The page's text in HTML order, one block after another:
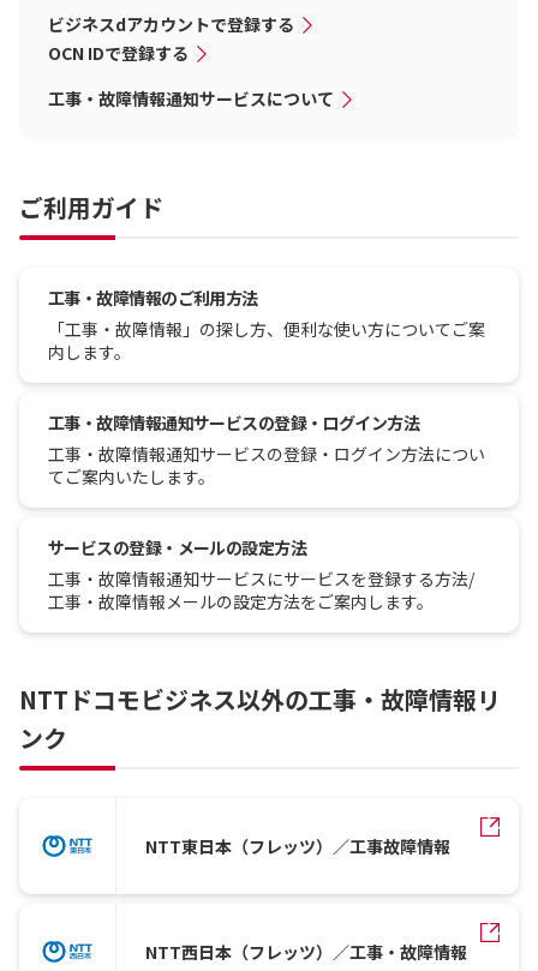
ビジネスdアカウントで登録する
OCN IDで登録する
工事・故障情報通知サービスについて
ご利用ガイド
工事・故障情報のご利用方法
「工事・故障情報」の探し方、便利な使い方についてご案
内します。
工事・故障情報通知サービスの登録・ログイン方法
工事・故障情報通知サービスの登録・ログイン方法につい
てご案内いたします。
サービスの登録・メールの設定方法
工事・故障情報通知サービスにサービスを登録する方法/
工事・故障情報メールの設定方法をご案内します。
NTTドコモビジネス以外の工事・故障情報リ
ンク
NTT東日本（フレッツ）／工事故障情報
NTT西日本（フレッツ）／工事・故障情報